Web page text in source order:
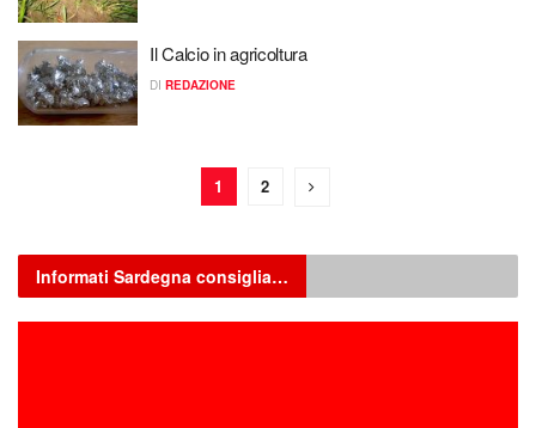
Il Calcio in agricoltura
DI REDAZIONE
1 2
Informati Sardegna consiglia…